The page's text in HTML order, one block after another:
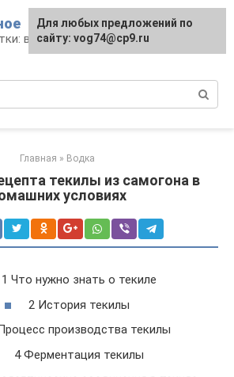
виды, рецепты,
Главная » Водка
текилы из самогона в
условиях
1 Что нужно знать о текиле
2 История текилы
производства текилы
4 Ферментация текилы
Для любых предложений по
сайту: vog74@cp9.ru